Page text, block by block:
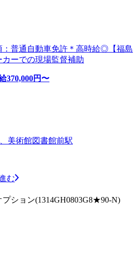
：普通自動車免許＊高時給◎【福島
ーでの現場監督補助
370,000円〜
美術館図書館前駅
む
ション(1314GH0803G8★90-N)